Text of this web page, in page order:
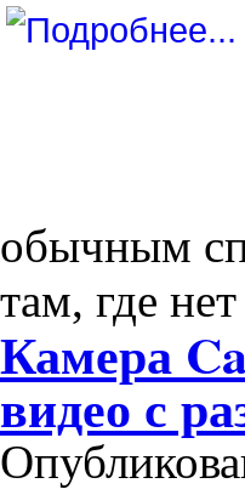
обычным
там, где
Камера
видео с